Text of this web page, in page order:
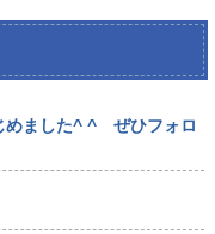
めました^ ^ ぜひフォロ